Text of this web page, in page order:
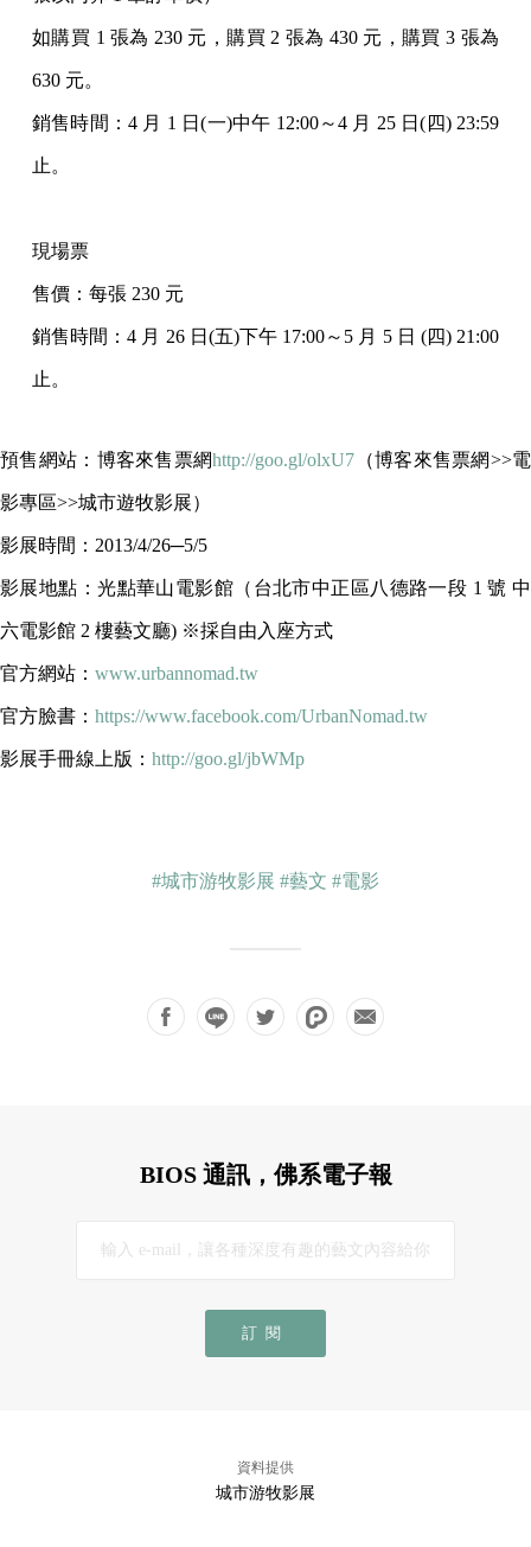
如購買 1 張為 230 元，購買 2 張為 430 元，購買 3 張為
630 元。
銷售時間：4 月 1 日(一)中午 12:00～4 月 25 日(四) 23:59
止。
現場票
售價：每張 230 元
銷售時間：4 月 26 日(五)下午 17:00～5 月 5 日 (四) 21:00
止。
預售網站：博客來售票網http://goo.gl/olxU7 （博客來售票網>>電
影專區>>城市遊牧影展）
影展時間：2013/4/26─5/5
影展地點：光點華山電影館（台北市中正區八德路一段 1 號 中
六電影館 2 樓藝文廳) ※採自由入座方式
官方網站： www.urbannomad.tw
官方臉書： https://www.facebook.com/UrbanNomad.tw
影展手冊線上版： http://goo.gl/jbWMp
#城市游牧影展 #藝文 #電影
BIOS 通訊，佛系電子報
訂閱
資料提供
城市游牧影展